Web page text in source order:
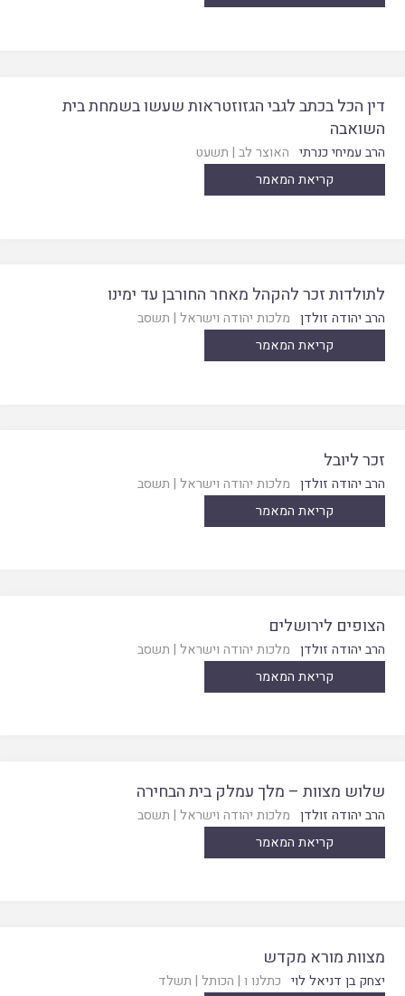
דין הכל בכתב לגבי הגזוזטראות שעשו בשמחת בית
השואבה
הרב עמיחי כנרתי האוצר לב | תשעט
קריאת המאמר
לתולדות זכר להקהל מאחר החורבן עד ימינו
הרב יהודה זולדן מלכות יהודה וישראל | תשסב
קריאת המאמר
זכר ליובל
הרב יהודה זולדן מלכות יהודה וישראל | תשסב
קריאת המאמר
הצופים לירושלים
הרב יהודה זולדן מלכות יהודה וישראל | תשסב
קריאת המאמר
שלוש מצוות – מלך עמלק בית הבחירה
הרב יהודה זולדן מלכות יהודה וישראל | תשסב
קריאת המאמר
מצוות מורא מקדש
יצחק בן דניאל לוי כתלנו ו | הכותל | תשלד